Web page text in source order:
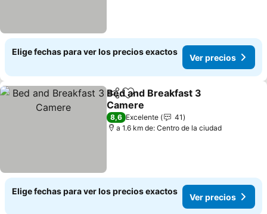
Elige fechas para ver los precios exactos
Ver precios
CompartirAgregar a favoritos
Bed and Breakfast 3
Camere
Ver precios
8,6 Excelente
41
a 1.6 km de: Centro de la ciudad
Elige fechas para ver los precios exactos
Ver precios